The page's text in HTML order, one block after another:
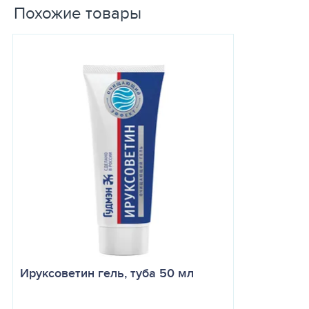
Хранить в закрытой заводской упаковке, в защищенном от
Похожие товары
Ируксоветин гель, туба 50 мл